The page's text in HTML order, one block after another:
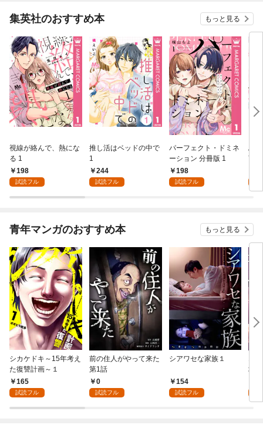
集英社のおすすめ本 もっと見る
視線が絡んで、熱にな
る 1
198
試読フル
推し活はベッドの中で
1
244
試読フル
パーフェクト・ドミネ
ーション 分冊版 1
198
試読フル
ふ
言
青年マンガのおすすめ本 もっと見る
シカケドキ～15年考え
た復讐計画～１
165
試読フル
前の住人がやって来た
第1話
0
試読フル
シアワセな家族１
154
試読フル
地